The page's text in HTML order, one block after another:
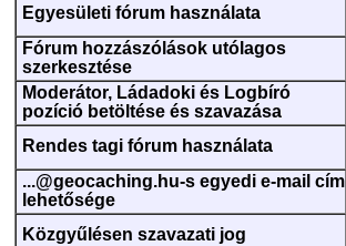
Egyesületi fórum használata
Fórum hozzászólások utólagos
szerkesztése
Moderátor, Ládadoki és Logbíró
pozíció betöltése és szavazása
Rendes tagi fórum használata
...@geocaching.hu-s egyedi e-mail cím
lehetősége
Közgyűlésen szavazati jog